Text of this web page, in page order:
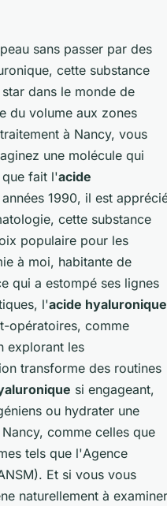
sans passer par des
cette substance
dans le monde de
du volume aux zones
à Nancy, vous
une molécule qui
que fait l'acide
1990, il est
cette substance
populaire pour les
à moi, habitante de
qui a estompé ses lignes
l'acide hyaluronique
opératoires, comme
explorant les
transforme des routines
si engageant,
ou hydrater une
comme celles que
tels que l'Agence
Et si vous vous
naturellement à examiner